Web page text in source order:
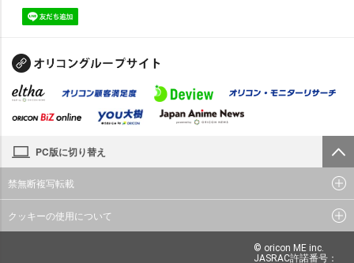
PC版に切り替え
禁無断複写転載
クッキーの使用について
© oricon ME inc.
JASRAC許諾番号：